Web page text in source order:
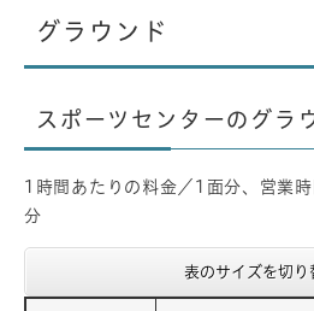
グラウンド
スポーツセンターのグラ
1時間あたりの料金／1面分、営業
分
表のサイズを切り